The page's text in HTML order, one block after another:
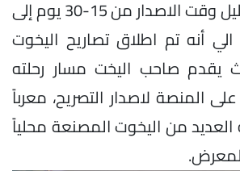
الوقت حيث تم تقليل وقت الاصدار من 15-30 يوم إلى
أنه تم اطلاق تصاريح اليخوت
يقدم صاحب اليخت مسار رحلته
المنصة لاصدار التصريح، معرباً
من اليخوت المصنعة محلياً